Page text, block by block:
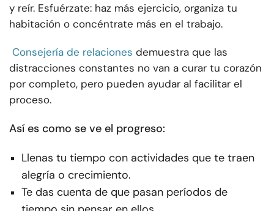
y reír. Esfuérzate: haz más ejercicio, organiza tu
habitación o concéntrate más en el trabajo.
Consejería de relaciones demuestra que las
distracciones constantes no van a curar tu corazón
por completo, pero pueden ayudar al facilitar el
proceso.
Así es como se ve el progreso:
Llenas tu tiempo con actividades que te traen
alegría o crecimiento.
Te das cuenta de que pasan períodos de